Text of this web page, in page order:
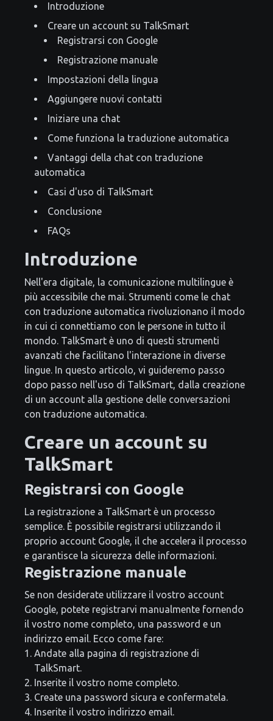
Introduzione
Creare un account su TalkSmart
Registrarsi con Google
Registrazione manuale
Impostazioni della lingua
Aggiungere nuovi contatti
Iniziare una chat
Come funziona la traduzione automatica
Vantaggi della chat con traduzione
automatica
Casi d'uso di TalkSmart
Conclusione
FAQs
Introduzione
Nell'era digitale, la comunicazione multilingue è
più accessibile che mai. Strumenti come le chat
con traduzione automatica rivoluzionano il modo
in cui ci connettiamo con le persone in tutto il
mondo. TalkSmart è uno di questi strumenti
avanzati che facilitano l'interazione in diverse
lingue. In questo articolo, vi guideremo passo
dopo passo nell'uso di TalkSmart, dalla creazione
di un account alla gestione delle conversazioni
con traduzione automatica.
Creare un account su
TalkSmart
Registrarsi con Google
La registrazione a TalkSmart è un processo
semplice. È possibile registrarsi utilizzando il
proprio account Google, il che accelera il processo
e garantisce la sicurezza delle informazioni.
Registrazione manuale
Se non desiderate utilizzare il vostro account
Google, potete registrarvi manualmente fornendo
il vostro nome completo, una password e un
indirizzo email. Ecco come fare:
Andate alla pagina di registrazione di
TalkSmart.
Inserite il vostro nome completo.
Create una password sicura e confermatela.
Inserite il vostro indirizzo email.